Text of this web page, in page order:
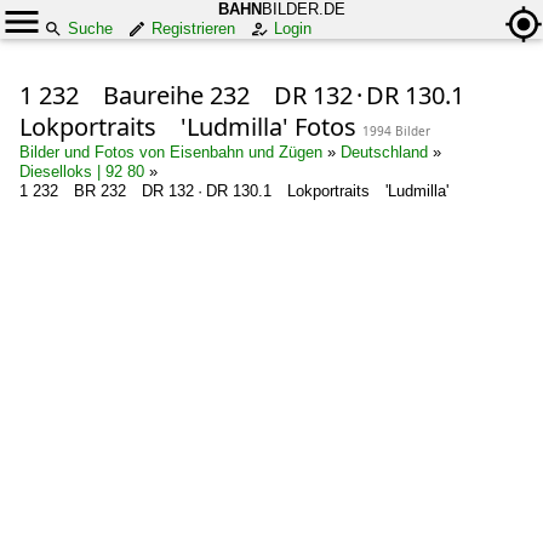
BAHN BILDER.DE
Suche
Registrieren Login
1 232 Baureihe 232 DR 132 · DR 130.1
Lokportraits 'Ludmilla' Fotos 1994 Bilder
Bilder und Fotos von Eisenbahn und Zügen » Deutschland »
Dieselloks | 92 80 »
1 232 BR 232 DR 132 · DR 130.1 Lokportraits 'Ludmilla'